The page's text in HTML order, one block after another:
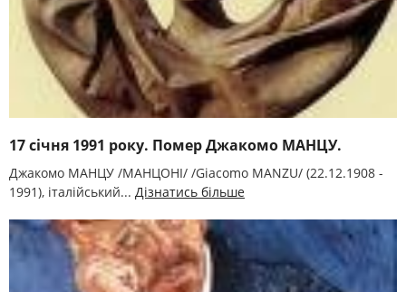
17 січня 1991 року. Помер Джакомо МАНЦУ.
Джакомо МАНЦУ /МАНЦОНІ/ /Giacomo MANZU/ (22.12.1908 -
1991), італійський... Дізнатись більше